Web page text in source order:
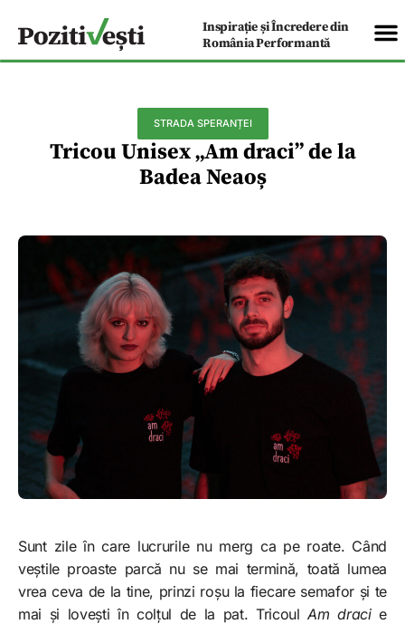
Inspirație și Încredere din
România Performantă
STRADA SPERANȚEI
Tricou Unisex „Am draci” de la
Badea Neaoș
Sunt zile în care lucrurile nu merg ca pe roate. Când
veștile proaste parcă nu se mai termină, toată lumea
vrea ceva de la tine, prinzi roșu la fiecare semafor și te
mai și lovești în colțul de la pat. TricoulAm dracie